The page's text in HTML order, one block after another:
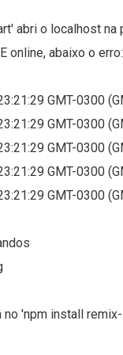
abri o localhost
online, abaixo o erro:
GMT-0300
GMT-0300
GMT-0300
GMT-0300
GMT-0300
'npm install